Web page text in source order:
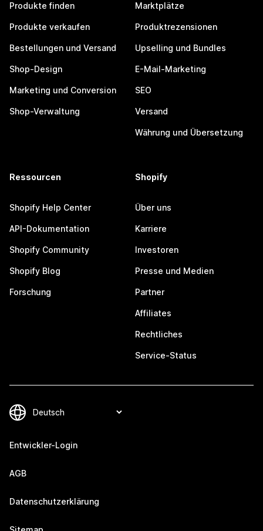
Produkte finden
Produkte verkaufen
Bestellungen und Versand
Shop-Design
Marketing und Conversion
Shop-Verwaltung
Marktplätze
Produktrezensionen
Upselling und Bundles
E-Mail-Marketing
SEO
Versand
Währung und Übersetzung
Ressourcen
Shopify Help Center
API-Dokumentation
Shopify Community
Shopify Blog
Forschung
Shopify
Über uns
Karriere
Investoren
Presse und Medien
Partner
Affiliates
Rechtliches
Service-Status
Entwickler-Login
AGB
Datenschutzerklärung